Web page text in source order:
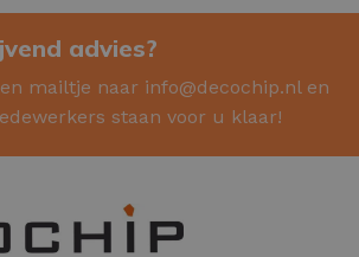
advies?
mailtje naar info@decochip.nl en
staan voor u klaar!